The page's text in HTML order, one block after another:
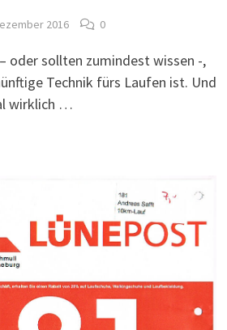
2016 0
oder sollten zumindest wissen -,
Technik fürs Laufen ist. Und
wirklich …